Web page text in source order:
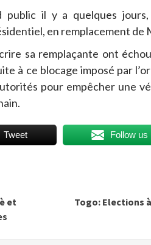
public il y a quelques
en remplacement de
sa remplaçante ont
à ce blocage imposé par
pour empêcher une
Tweet Follow us
et
Togo: Elections